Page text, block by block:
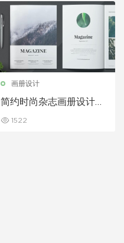
画册设计
简约时尚杂志画册设计模
1522